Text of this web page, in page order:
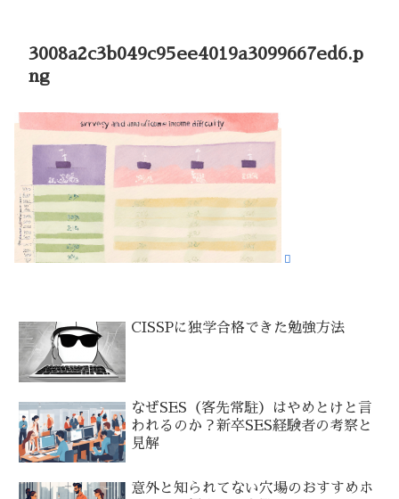
3008a2c3b049c95ee4019a3099667ed6.p
ng
CISSPに独学合格できた勉強方法
なぜSES（客先常駐）はやめとけと言
われるのか？新卒SES経験者の考察と
見解
意外と知られてない穴場のおすすめホ